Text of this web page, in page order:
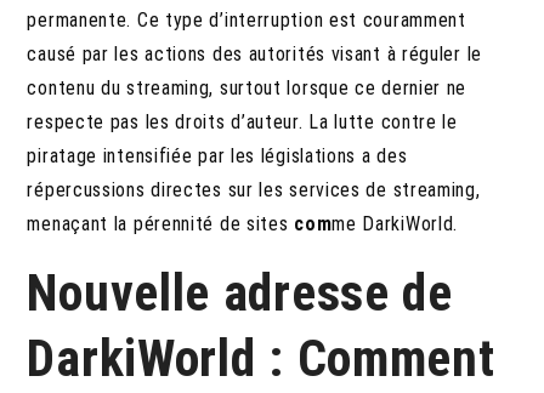
permanente. Ce type d’interruption est couramment
causé par les actions des autorités visant à réguler le
contenu du streaming, surtout lorsque ce dernier ne
respecte pas les droits d’auteur. La lutte contre le
piratage intensifiée par les législations a des
répercussions directes sur les services de streaming,
menaçant la pérennité de sites comme DarkiWorld.
Nouvelle adresse de
DarkiWorld : Comment